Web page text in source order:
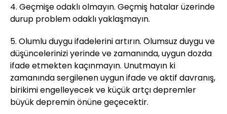
4. Geçmişe odaklı olmayın. Geçmiş hatalar üzerinde
durup problem odaklı yaklaşmayın.
5. Olumlu duygu ifadelerini artırın. Olumsuz duygu ve
düşüncelerinizi yerinde ve zamanında, uygun dozda
ifade etmekten kaçınmayın. Unutmayın ki
zamanında sergilenen uygun ifade ve aktif davranış,
birikimi engelleyecek ve küçük artçı depremler
büyük depremin önüne geçecektir.